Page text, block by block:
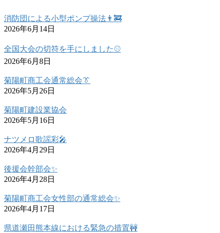
消防団による小型ポンプ操法👨‍🚒
2026年6月14日
全国大会の切符を手にしました⚾
2026年6月8日
菊陽町商工会通常総会👔
2026年5月26日
菊陽町建設業協会
2026年5月16日
ナツメロ歌謡彩🎤
2026年4月29日
後援会幹部会✨
2026年4月28日
菊陽町商工会女性部の通常総会✨
2026年4月17日
県道瀬田熊本線における緊急の措置🚧